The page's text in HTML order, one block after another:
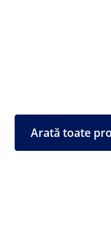
Arată toate